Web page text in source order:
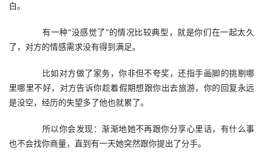
白。
有一种“没感觉了”的情况比较典型，就是你们在一起太久
了，对方的情感需求没有得到满足。
比如对方做了家务，你非但不夸奖，还指手画脚的挑剔哪
里哪里不好，对方告诉你趁着假期想跟你出去旅游，你的回复永远
是没空，经历的失望多了他也就累了。
所以你会发现：渐渐地她不再跟你分享心里话，有什么事
也不会找你商量，直到有一天她突然跟你提出了分手。